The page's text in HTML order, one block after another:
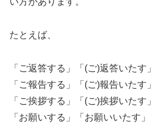
たとえば、
「ご返答する」「(ご)返答いたす」
「ご報告する」「(ご)報告いたす」
「ご挨拶する」「(ご)挨拶いたす」
「お願いする」「お願いいたす」